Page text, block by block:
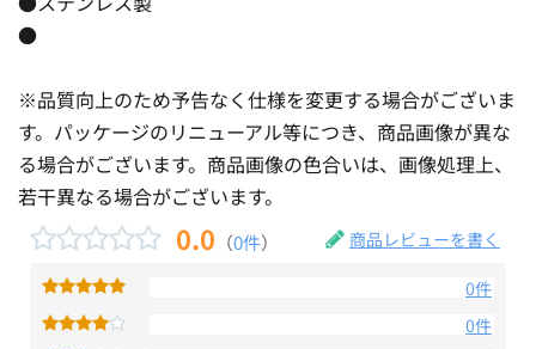
●
※品質向上のため予告なく仕様を変更する場合がございま
す。パッケージのリニューアル等につき、商品画像が異な
る場合がございます。商品画像の色合いは、画像処理上、
若干異なる場合がございます。
0.0 （0件） 商品レビューを書く
0件
0件